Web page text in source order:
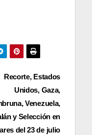
Recorte, Estados
Unidos, Gaza,
Venezuela,
y Selección en
del 23 de julio